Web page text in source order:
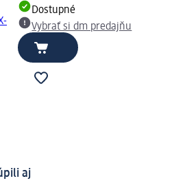
Dostupné
Vybrať si dm predajňu
aj